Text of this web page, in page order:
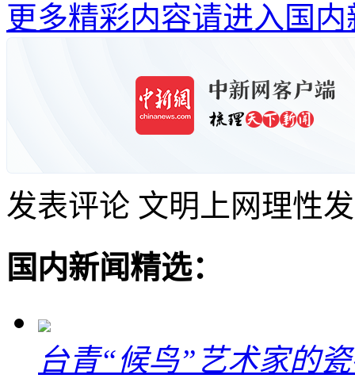
更多精彩内容请进入国内
发表评论 文明上网理性
国内新闻精选：
台青“候鸟”艺术家的